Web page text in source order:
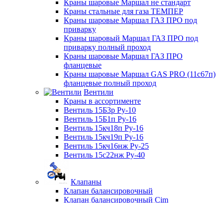
Краны шаровые Маршал не стандарт
Краны стальные для газа ТЕМПЕР
Краны шаровые Маршал ГАЗ ПРО под
приварку
Краны шаровый Маршал ГАЗ ПРО под
приварку полный проход
Краны шаровые Маршал ГАЗ ПРО
фланцевые
Краны шаровые Маршал GAS PRO (11с67п)
фланцевые полный проход
Вентили
Краны в ассортименте
Вентиль 15Б3р Ру-10
Вентиль 15Б1п Ру-16
Вентиль 15кч18п Ру-16
Вентиль 15кч19п Ру-16
Вентиль 15кч16нж Ру-25
Вентиль 15с22нж Ру-40
Клапаны
Клапан балансировочный
Клапан балансировочный Cim